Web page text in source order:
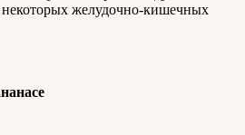
желудочно-кишечных